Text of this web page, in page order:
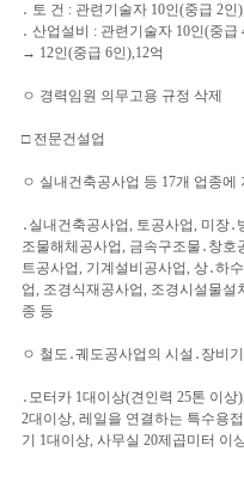
․ 토 건 : 관련기술자 10인(중급 2
․ 산업설비 : 관련기술자 10인(중급
→ 12인(중급 6인),12억
ㅇ 경력임원 의무고용 규정 삭제
□ 전문건설업
ㅇ 실내건축공사업 등 17개 업종에
․실내건축공사업, 토공사업, 미장
조물해체공사업, 금속구조물․창
트공사업, 기계설비공사업, 상․하
업, 조경식재공사업, 조경시설물
종 등
ㅇ 철도․궤도공사업의 시설․장비
․모터카 1대이상(견인력 25톤 이
2대이상, 레일을 연결하는 특수용
기 1대이상, 사무실 20제곱미터 이